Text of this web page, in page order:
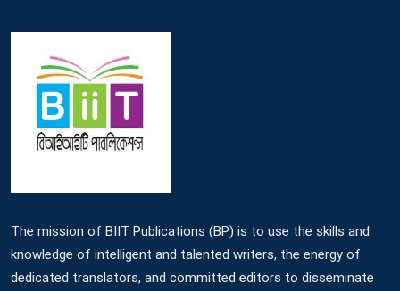
The mission of BIIT Publications (BP) is to use the skills and
knowledge of intelligent and talented writers, the energy of
dedicated translators, and committed editors to disseminate